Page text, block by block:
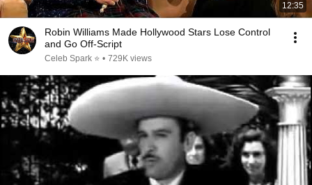
12:35
Robin Williams Made Hollywood Stars Lose Control
and Go Off-Script
Celeb Spark ⭐ • 729K views